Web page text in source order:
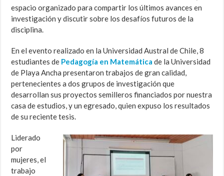
espacio organizado para compartir los últimos avances en
investigación y discutir sobre los desafíos futuros de la
disciplina.
En el evento realizado en la Universidad Austral de Chile, 8
estudiantes de Pedagogía en Matemática de la Universidad
de Playa Ancha presentaron trabajos de gran calidad,
pertenecientes a dos grupos de investigación que
desarrollan sus proyectos semilleros financiados por nuestra
casa de estudios, y un egresado, quien expuso los resultados
de su reciente tesis.
Liderado
por
mujeres, el
trabajo